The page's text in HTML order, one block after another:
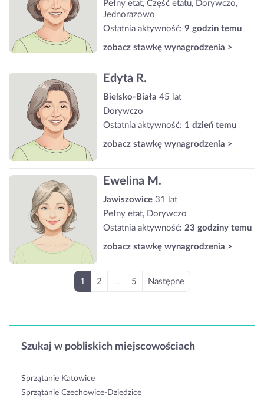
Pełny etat, Część etatu, Dorywczo,
Jednorazowo
Ostatnia aktywność: 9 godzin temu
zobacz stawkę wynagrodzenia >
Edyta R.
Bielsko-Biała 45 lat
Dorywczo
Ostatnia aktywność: 1 dzień temu
zobacz stawkę wynagrodzenia >
Ewelina M.
Jawiszowice 31 lat
Pełny etat, Dorywczo
Ostatnia aktywność: 23 godziny temu
zobacz stawkę wynagrodzenia >
1 2 5 Następne
Szukaj w pobliskich miejscowościach
Sprzątanie Katowice
Sprzątanie Czechowice-Dziedzice